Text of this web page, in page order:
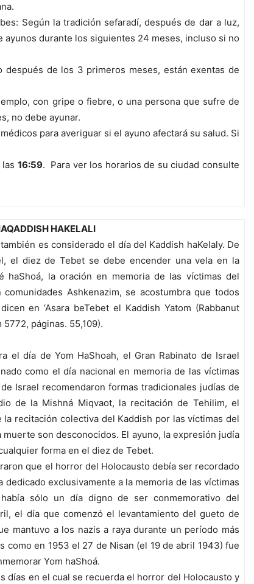
Según la tradición sefaradí, después de dar a luz,
ayunos durante los siguientes 24 meses, incluso si no
después de los 3 primeros meses, están exentas de
con gripe o fiebre, o una persona que sufre de
no debe ayunar.
para averiguar si el ayuno afectará su salud. Si
16:59. Para ver los horarios de su ciudad consulte
HAKELALI
es considerado el día del Kaddish haKelaly. De
el diez de Tebet se debe encender una vela en la
haShoá, la oración en memoria de las víctimas del
Ashkenazim, se acostumbra que todos
en ‘Asara beTebet el Kaddish Yatom (Rabbanut
páginas. 55,109).
el día de Yom HaShoah, el Gran Rabinato de Israel
como el día nacional en memoria de las víctimas
Israel recomendaron formas tradicionales judías de
de la Mishná Miqvaot, la recitación de Tehilim, el
recitación colectiva del Kaddish por las víctimas del
son desconocidos. El ayuno, la expresión judía
forma en el diez de Tebet.
que el horror del Holocausto debía ser recordado
exclusivamente a la memoria de las víctimas
sólo un día digno de ser conmemorativo del
el día que comenzó el levantamiento del gueto de
mantuvo a los nazis a raya durante un período más
como en 1953 el 27 de Nisan (el 19 de abril 1943) fue
Yom haShoá.
días en el cual se recuerda el horror del Holocausto y